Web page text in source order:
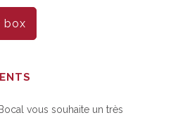
box
vous souhaite un très